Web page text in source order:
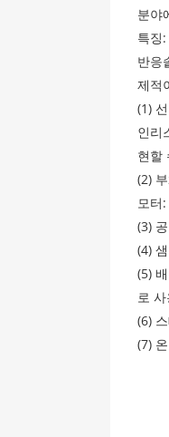
분야
특징:
반응
제적
(1)
인리
현할
(2)
모터
(3)
(4)
(5)
로
(6)
(7)